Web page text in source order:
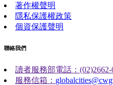
著作權聲明
隱私保護權政策
個資保護聲明
聯絡我們
讀者服務部電話：(02)2662-
服務信箱：